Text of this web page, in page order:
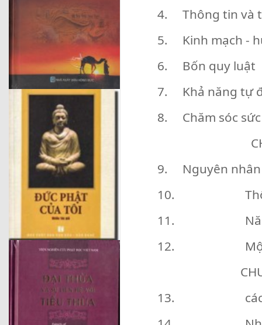
4. Thông tin và
5. Kinh mạch -
6. Bốn quy luật
7. Khả năng tự
8. Chăm sóc
9. Nguyên nhân
10. Thông
11. Năng
12. Một số
13. các biểu